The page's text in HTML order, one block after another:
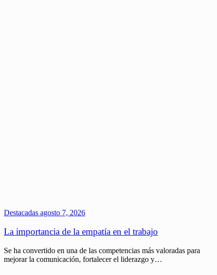
Destacadas agosto 7, 2026
La importancia de la empatía en el trabajo
Se ha convertido en una de las competencias más valoradas para
mejorar la comunicación, fortalecer el liderazgo y…